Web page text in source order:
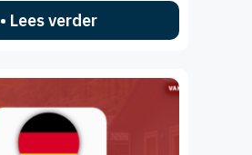
• Lees verder